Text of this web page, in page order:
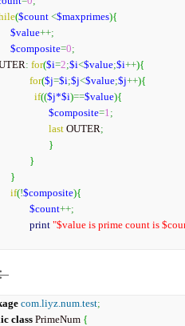
($count <$maxprimes){
$value++;
$composite=0;
: for($i=2;$i<$value;$i++){
for($j=$i;$j<$value;$j++){
if(($j*$i)==$value){
$composite=1;
last OUTER;
}
}
}
if(!$composite){
$count++;
print "$value is prime count is
com.liyz.num.test;
class PrimeNum {